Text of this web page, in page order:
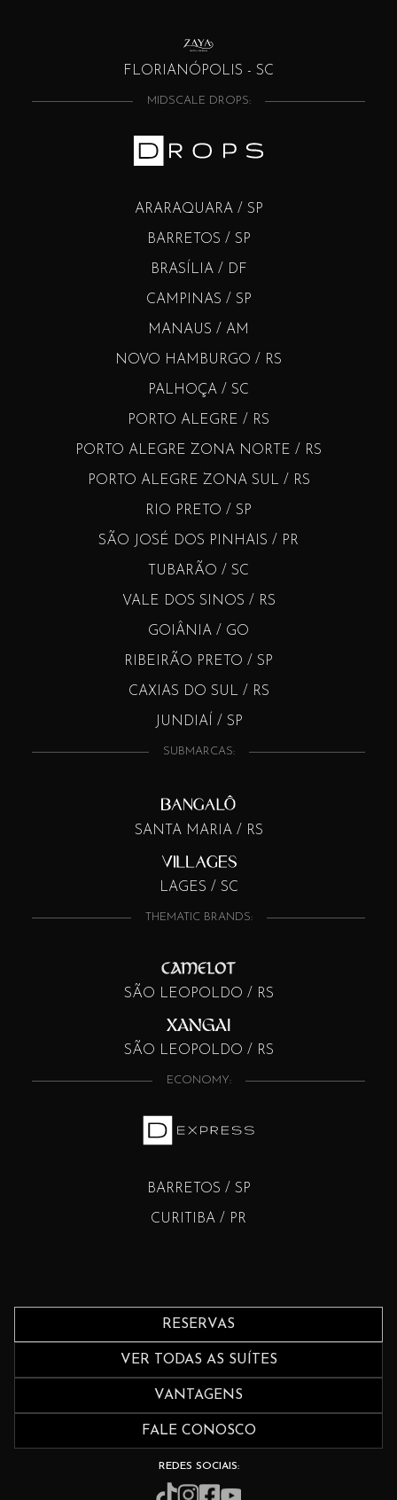
FLORIANÓPOLIS - SC
MIDSCALE DROPS:
ARARAQUARA / SP
BARRETOS / SP
BRASÍLIA / DF
CAMPINAS / SP
MANAUS / AM
NOVO HAMBURGO / RS
PALHOÇA / SC
PORTO ALEGRE / RS
PORTO ALEGRE ZONA NORTE / RS
PORTO ALEGRE ZONA SUL / RS
RIO PRETO / SP
SÃO JOSÉ DOS PINHAIS / PR
TUBARÃO / SC
VALE DOS SINOS / RS
GOIÂNIA / GO
RIBEIRÃO PRETO / SP
CAXIAS DO SUL / RS
JUNDIAÍ / SP
SUBMARCAS:
SANTA MARIA / RS
LAGES / SC
THEMATIC BRANDS:
SÃO LEOPOLDO / RS
SÃO LEOPOLDO / RS
ECONOMY:
BARRETOS / SP
CURITIBA / PR
RESERVAS
VER TODAS AS SUÍTES
VANTAGENS
FALE CONOSCO
REDES SOCIAIS: